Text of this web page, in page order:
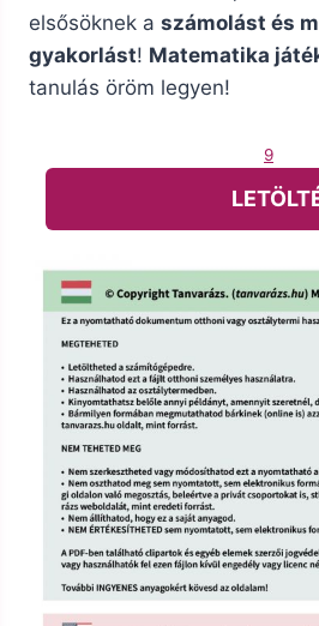
elsősöknek a számolást és
gyakorlást! Matematika
tanulás öröm legyen!
9